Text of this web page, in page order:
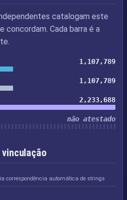
catalogam este
concordam. Cada barra é a
1,107,789
1,107,789
2,233,688
não atestado
correspondência automática de strings